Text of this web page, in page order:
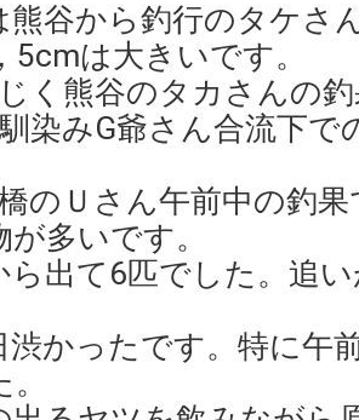
熊谷から釣行のタケさ
5cmは大きいです。
く熊谷のタカさんの
染みG爺さん合流下で
のＵさん午前中の釣
多いです。
ら出て6匹でした。追
渋かったです。特に午